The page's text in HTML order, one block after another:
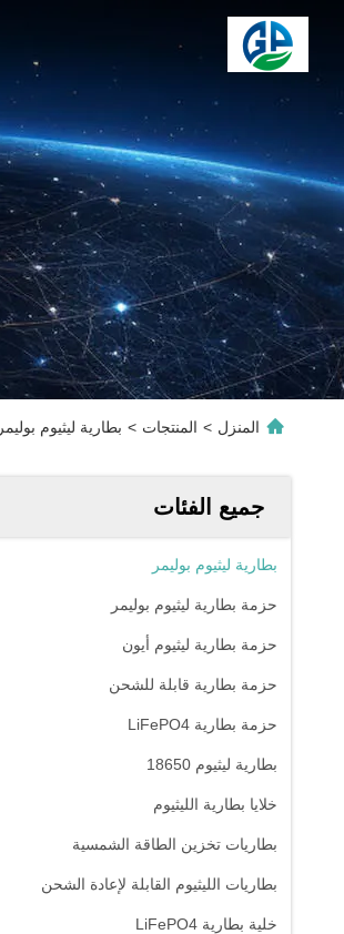
المنزل > المنتجات > بطارية ليثيوم بوليمر
جميع الفئات
بطارية ليثيوم بوليمر
حزمة بطارية ليثيوم بوليمر
حزمة بطارية ليثيوم أيون
حزمة بطارية قابلة للشحن
حزمة بطارية LiFePO4
بطارية ليثيوم 18650
خلايا بطارية الليثيوم
بطاريات تخزين الطاقة الشمسية
بطاريات الليثيوم القابلة لإعادة الشحن
خلية بطارية LiFePO4